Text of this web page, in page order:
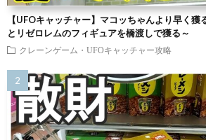
【UFOキャッチャー】マコッちゃんより早く獲
とリゼロレムのフィギュアを橋渡しで獲る～
クレーンゲーム・UFOキャッチャー攻略